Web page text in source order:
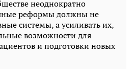
неоднократно
реформы должны не
системы, а усиливать их,
возможности для
и подготовки новых